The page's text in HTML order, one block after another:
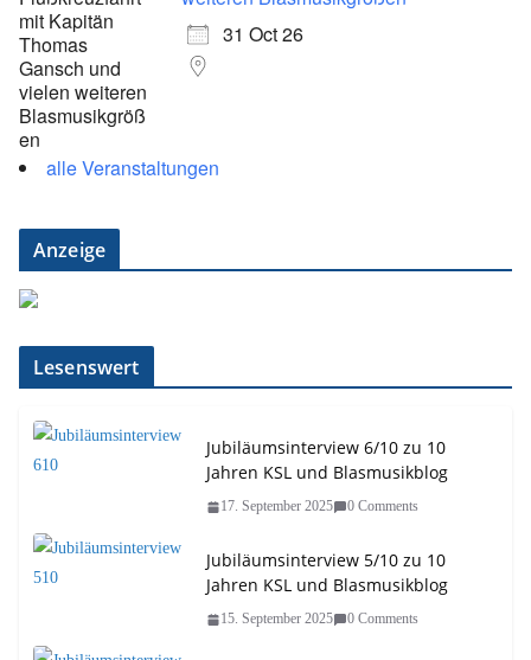
31 Oct 26
alle Veranstaltungen
Anzeige
Lesenswert
Jubiläumsinterview 6/10 zu 10
Jahren KSL und Blasmusikblog
17. September 2025 0 Comments
Jubiläumsinterview 5/10 zu 10
Jahren KSL und Blasmusikblog
15. September 2025 0 Comments